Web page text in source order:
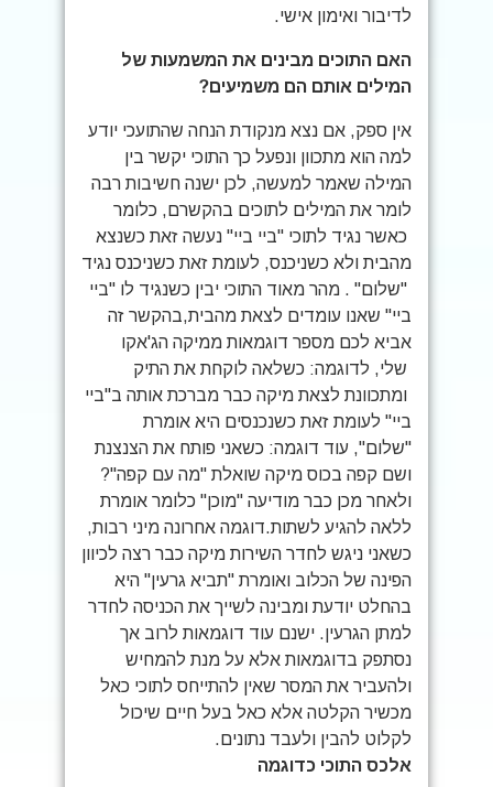
לדיבור ואימון אישי.
האם התוכים מבינים את המשמעות של
המילים אותם הם משמיעים?
אין ספק, אם נצא מנקודת הנחה שהתועכי יודע
למה הוא מתכוון ונפעל כך התוכי יקשר בין
המילה שאמר למעשה, לכן ישנה חשיבות רבה
לומר את המילים לתוכים בהקשרם, כלומר
כאשר נגיד לתוכי "ביי ביי" נעשה זאת כשנצא
מהבית ולא כשניכנס, לעומת זאת כשניכנס נגיד
"שלום" . מהר מאוד התוכי יבין כשנגיד לו "ביי
ביי" שאנו עומדים לצאת מהבית,בהקשר זה
אביא לכם מספר דוגמאות ממיקה הג'אקו
שלי, לדוגמה: כשלאה לוקחת את התיק
ומתכוונת לצאת מיקה כבר מברכת אותה ב"ביי
ביי" לעומת זאת כשנכנסים היא אומרת
"שלום", עוד דוגמה: כשאני פותח את הצנצנת
ושם קפה בכוס מיקה שואלת "מה עם קפה"?
ולאחר מכן כבר מודיעה "מוכן" כלומר אומרת
ללאה להגיע לשתות.דוגמה אחרונה מיני רבות,
כשאני ניגש לחדר השירות מיקה כבר רצה לכיוון
הפינה של הכלוב ואומרת "תביא גרעין" היא
בהחלט יודעת ומבינה לשייך את הכניסה לחדר
למתן הגרעין. ישנם עוד דוגמאות לרוב אך
נסתפק בדוגמאות אלא על מנת להמחיש
ולהעביר את המסר שאין להתייחס לתוכי כאל
מכשיר הקלטה אלא כאל בעל חיים שיכול
לקלוט להבין ולעבד נתונים.
אלכס התוכי כדוגמה